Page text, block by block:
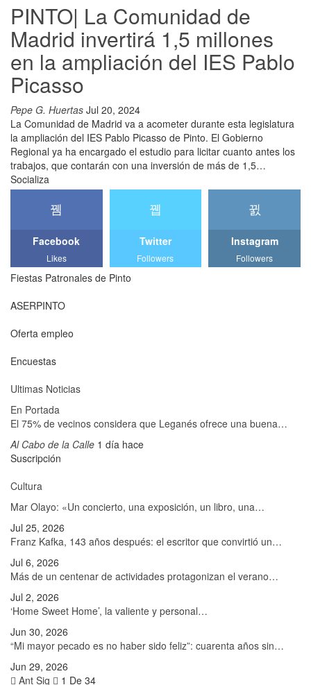
PINTO| La Comunidad de
Madrid invertirá 1,5 millones
en la ampliación del IES Pablo
Picasso
Pepe G. Huertas Jul 20, 2024
La Comunidad de Madrid va a acometer durante esta legislatura
la ampliación del IES Pablo Picasso de Pinto. El Gobierno
Regional ya ha encargado el estudio para licitar cuanto antes los
trabajos, que contarán con una inversión de más de 1,5…
Socializa
Facebook
Likes
Twitter
Followers
Instagram
Followers
Fiestas Patronales de Pinto
ASERPINTO
Oferta empleo
Encuestas
Ultimas Noticias
En Portada
El 75% de vecinos considera que Leganés ofrece una buena…
Al Cabo de la Calle 1 día hace
Suscripción
Cultura
Mar Olayo: «Un concierto, una exposición, un libro, una…
Jul 25, 2026
Franz Kafka, 143 años después: el escritor que convirtió un…
Jul 6, 2026
Más de un centenar de actividades protagonizan el verano…
Jul 2, 2026
‘Home Sweet Home’, la valiente y personal…
Jun 30, 2026
“Mi mayor pecado es no haber sido feliz”: cuarenta años sin…
Jun 29, 2026
Ant Sig 1 De 34